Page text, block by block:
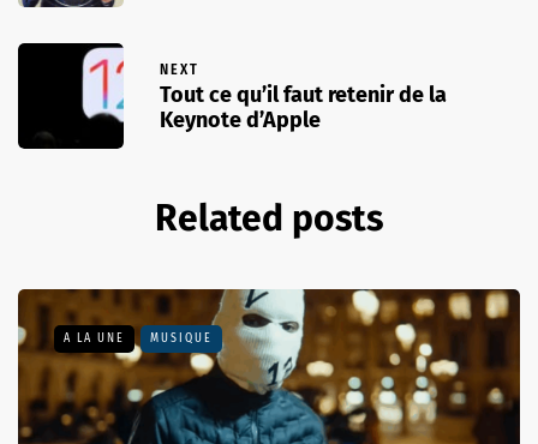
NEXT
Tout ce qu’il faut retenir de la
Keynote d’Apple
Related posts
A LA UNE MUSIQUE